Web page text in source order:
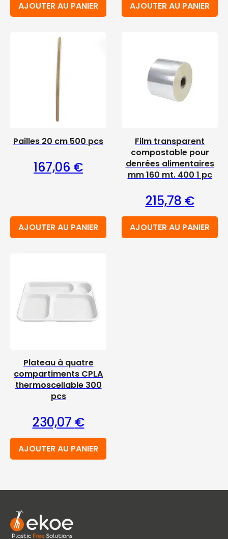
AJOUTER AU PANIER AJOUTER AU PANIER
Pailles 20 cm 500 pcs
167,06 €
AJOUTER AU PANIER
Film transparent
compostable pour
denrées alimentaires
mm 160 mt. 400 1 pc
215,78 €
AJOUTER AU PANIER
Plateau à quatre
compartiments CPLA
thermoscellable 300
pcs
230,07 €
AJOUTER AU PANIER